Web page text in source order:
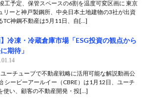
工予定、保管スペースの6割を温度可変区画に 東京
リーと神戸製鋼所、中央日本土地建物の3社が出資
TC神鋼不動産は5月11日、自[…]
】冷凍・冷蔵倉庫市場「ESG投資の観点から
期待」
ユーチューブで不動産戦略に活用可能な解説動画公
シービーアールイー（CBRE）は1月12日、ユーチ
使い、顧客の不動産開発・投[…]